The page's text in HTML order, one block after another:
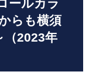
ールカラ
らも横須
（2023年